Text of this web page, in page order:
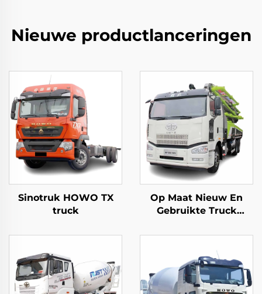
Nieuwe productlanceringen
Sinotruk HOWO TX
truck
Op Maat Nieuw En
Gebruikte Truck
Truck Zoomlion 50m
60m 16CBM Beton
Pump Truck Te Koop